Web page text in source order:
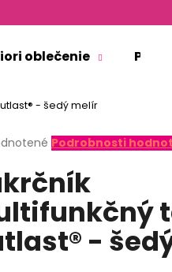
oblečenie Pre
- šedý melír
Podrobnosti
-